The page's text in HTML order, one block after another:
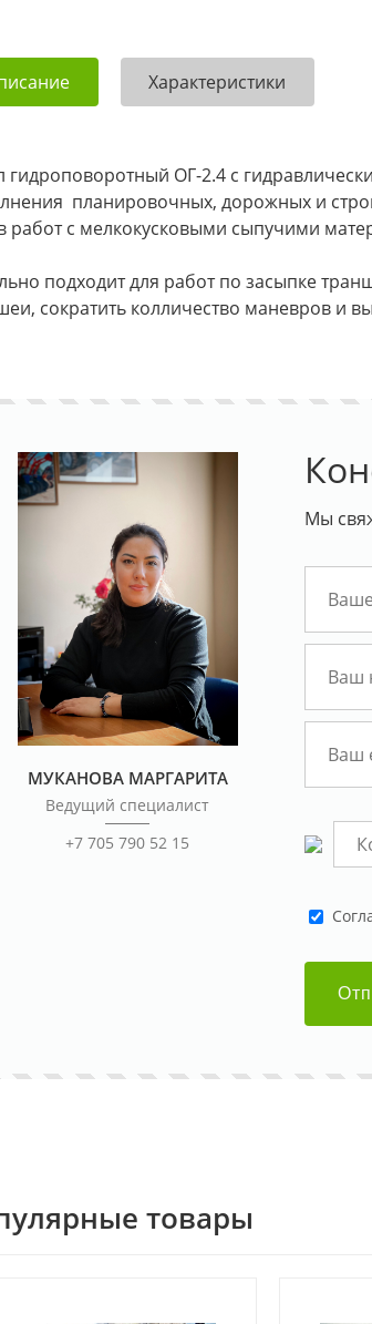
Характеристики
гидроповоротный ОГ-2.4 с
планировочных, дорожных и
работ с мелкокусковыми сыпучими
подходит для работ по засыпке
сократить колличество маневров и
МУКАНОВА МАРГАРИТА
Ведущий специалист
+7 705 790 52 15
Мы
товары